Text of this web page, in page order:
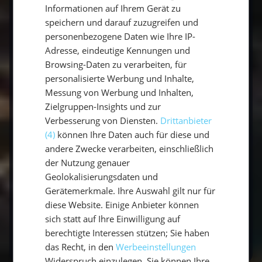
Die Grenadinen mit den Tobago Cays, Antigua
und die Britischen Jungferninseln gehören zu
den Höhepunkten.
Wann ist die beste Reisezeit für die Karibik?
Dezember bis April – Trockenzeit und
außerhalb der Hurrikansaison.
Ist die Karibik für Segelanfänger geeignet?
Ja, besonders die BVI mit kurzen, geschützten
Etappen – mit Skipper an Bord ganz
entspannt.
Informationen auf Ihrem Gerät zu
speichern und darauf zuzugreifen und
personenbezogene Daten wie Ihre IP-
Adresse, eindeutige Kennungen und
Browsing-Daten zu verarbeiten, für
personalisierte Werbung und Inhalte,
Messung von Werbung und Inhalten,
Zielgruppen-Insights und zur
Verbesserung von Diensten. Drittanbieter
(4) können Ihre Daten auch für diese und
andere Zwecke verarbeiten, einschließlich
der Nutzung genauer
Geolokalisierungsdaten und
Gerätemerkmale. Ihre Auswahl gilt nur für
diese Website. Einige Anbieter können
sich statt auf Ihre Einwilligung auf
berechtigte Interessen stützen; Sie haben
das Recht, in denWerbeeinstellungen